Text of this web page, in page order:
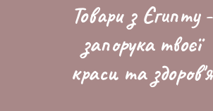
Товари з Єгипту -
запорука твоєї
краси та здоров'я